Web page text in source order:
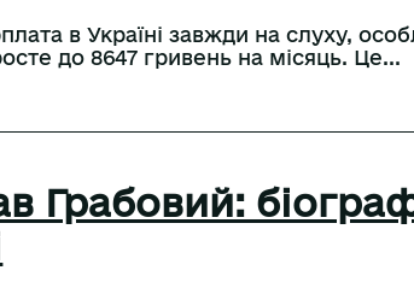
в Україні завжди на слуху,
до 8647 гривень на місяць. Це...
Грабовий: